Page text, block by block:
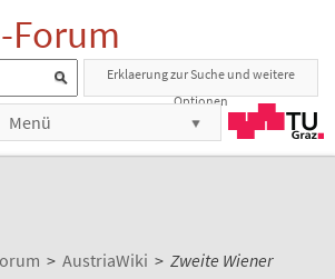
Forum
Erklaerung zur Suche und weitere
Optionen
Menü
> AustriaWiki > Zweite Wiener